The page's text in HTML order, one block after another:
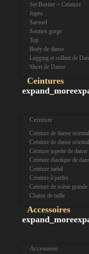
Set Bustier + Ceinture
Jupes
Sarouel
Soutien gorge
Top
Body de danse
Legging et collant de
Short de Danse
Ceintures
expand_more
Ceinture
Ceinture de danse
Ceinture de danse
Ceinture jupette de
Ceinture élastique de
Ceinture métal
Ceinture à perles
Ceinture de scène
Chaine de taille
Accessoires
expand_more
Accessoire